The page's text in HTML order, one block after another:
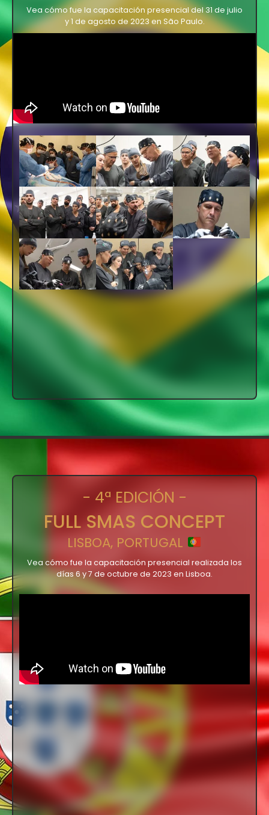
Vea cómo fue la capacitación presencial del 31 de julio
y 1 de agosto de 2023 en São Paulo.
- 4ª EDICIÓN -
FULL SMAS CONCEPT
LISBOA, PORTUGAL
Vea cómo fue la capacitación presencial realizada los
días 6 y 7 de octubre de 2023 en Lisboa.